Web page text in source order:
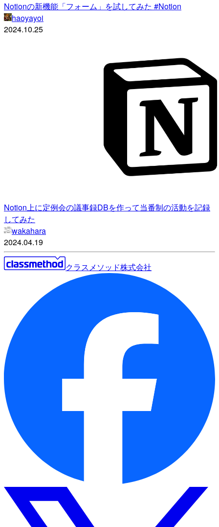
Notionの新機能「フォーム」を試してみた #Notion
haoyayoi
2024.10.25
Notion上に定例会の議事録DBを作って当番制の活動を記録
してみた
wakahara
2024.04.19
クラスメソッド株式会社